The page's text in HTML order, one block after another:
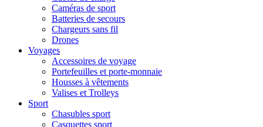
Caméras de sport
Batteries de secours
Chargeurs sans fil
Drones
Voyages
Accessoires de voyage
Portefeuilles et porte-monnaie
Housses à vêtements
Valises et Trolleys
Sport
Chasubles sport
Casquettes sport